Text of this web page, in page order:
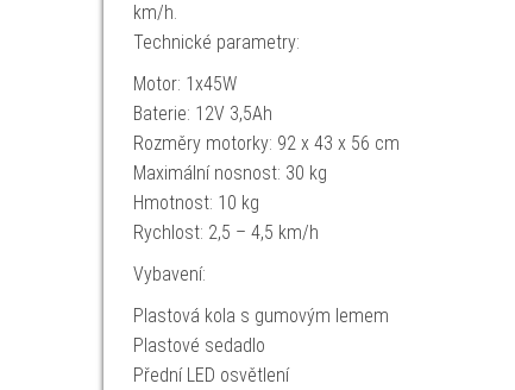
km/h.
Technické parametry:
Motor: 1x45W
Baterie: 12V 3,5Ah
Rozměry motorky: 92 x 43 x 56 cm
Maximální nosnost: 30 kg
Hmotnost: 10 kg
Rychlost: 2,5 – 4,5 km/h
Vybavení:
Plastová kola s gumovým lemem
Plastové sedadlo
Přední LED osvětlení